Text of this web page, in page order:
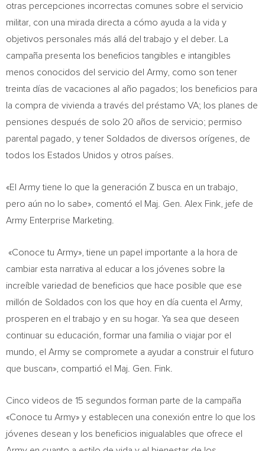
otras percepciones incorrectas comunes sobre el servicio
militar, con una mirada directa a cómo ayuda a la vida y
objetivos personales más allá del trabajo y el deber. La
campaña presenta los beneficios tangibles e intangibles
menos conocidos del servicio del Army, como son tener
treinta días de vacaciones al año pagados; los beneficios para
la compra de vivienda a través del préstamo VA; los planes de
pensiones después de solo 20 años de servicio; permiso
parental pagado, y tener Soldados de diversos orígenes, de
todos los Estados Unidos y otros países.
«El Army tiene lo que la generación Z busca en un trabajo,
pero aún no lo sabe», comentó el Maj. Gen. Alex Fink , jefe de
Army Enterprise Marketing.
«Conoce tu Army», tiene un papel importante a la hora de
cambiar esta narrativa al educar a los jóvenes sobre la
increíble variedad de beneficios que hace posible que ese
millón de Soldados con los que hoy en día cuenta el Army,
prosperen en el trabajo y en su hogar. Ya sea que deseen
continuar su educación, formar una familia o viajar por el
mundo, el Army se compromete a ayudar a construir el futuro
que buscan», compartió el Maj. Gen. Fink.
Cinco videos de 15 segundos forman parte de la campaña
«Conoce tu Army» y establecen una conexión entre lo que los
jóvenes desean y los beneficios inigualables que ofrece el